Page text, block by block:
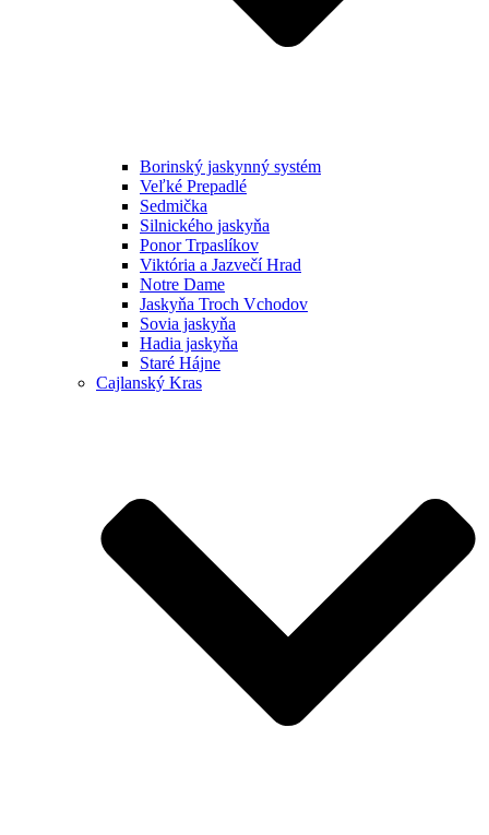
Borinský jaskynný systém
Veľké Prepadlé
Sedmička
Silnického jaskyňa
Ponor Trpaslíkov
Viktória a Jazvečí Hrad
Notre Dame
Jaskyňa Troch Vchodov
Sovia jaskyňa
Hadia jaskyňa
Staré Hájne
Cajlanský Kras